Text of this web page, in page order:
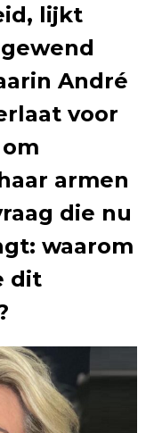
lijkt
André
voor
armen
die nu
waarom
dit